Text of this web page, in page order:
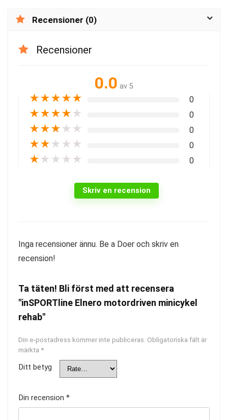
Recensioner (0)
Recensioner
0.0 av 5
★★★★★ 0
★★★★ ★ 0
★★★ ★ ★ 0
★★ ★ ★ ★ 0
★ ★ ★ ★ ★ 0
Skriv en recension
Inga recensioner ännu. Be a Doer och skriv en
recension!
Ta täten! Bli först med att recensera
"inSPORTline Elnero motordriven minicykel
rehab"
Din e-postadress kommer inte publiceras. Obligatoriska fält är
märkta *
Ditt betyg
Din recension *